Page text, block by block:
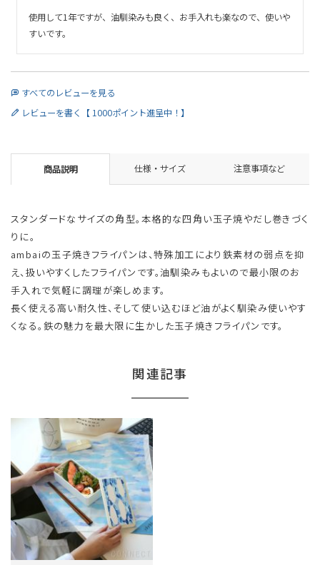
使用して1年ですが、油馴染みも良く、お手入れも楽なので、使いや
すいです。
すべてのレビューを見る
レビューを書く【 1000ポイント進呈中！】
商品説明 仕様・サイズ 注意事項など
スタンダードなサイズの角型。本格的な四角い玉子焼やだし巻きづく
りに。
ambaiの玉子焼きフライパンは、特殊加工により鉄素材の弱点を抑
え、扱いやすくしたフライパンです。油馴染みもよいので最小限のお
手入れで気軽に調理が楽しめます。
長く使える高い耐久性、そして使い込むほど油がよく馴染み使いやす
くなる。鉄の魅力を最大限に生かした玉子焼きフライパンです。
関連記事